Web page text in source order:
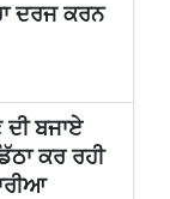
ਦਰਜ ਕਰਨ
ਬਜਾਏ
ਕਰ ਰਹੀ